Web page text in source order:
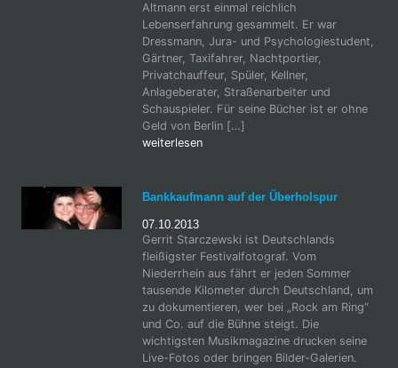
Altmann erst einmal reichlich
Lebenserfahrung gesammelt. Er war
Dressmann, Jura- und Psychologiestudent,
Gärtner, Taxifahrer, Nachtportier,
Privatchauffeur, Spüler, Kellner,
Anlageberater, Straßenarbeiter und
Schauspieler. Für seine Bücher ist er ohne
Geld von Berlin […]
weiterlesen
Bankkaufmann auf der Überholspur
07.10.2013
Gerrit Starczewski ist Deutschlands
fleißigster Festivalfotograf. Vom
Niederrhein aus fährt er jeden Sommer
tausende Kilometer durch Deutschland, um
zu dokumentieren, wer bei „Rock am Ring“
und Co. auf die Bühne steigt. Die
wichtigsten Musikmagazine drucken seine
Live-Fotos oder bringen Bilder-Galerien.